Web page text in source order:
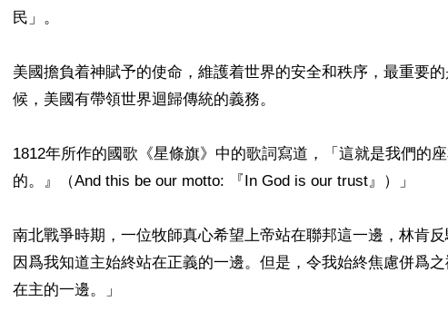
民」。
美國擔負着神賦予的使命，維護着世界的安全和秩序，最重要
候，美國有帶領世界迴歸傳統的義務。
1812年所作的國歌《星條旗》中的歌詞寫道，「這就是我們的
的。』（And this be our motto: 『In God is our trust』）」
南北戰爭時期，一位牧師真心希望上帝站在聯邦這一邊，林肯反
因爲我知道主始終站在正義的一邊。但是，令我始終焦慮併爲
在主的一邊。」